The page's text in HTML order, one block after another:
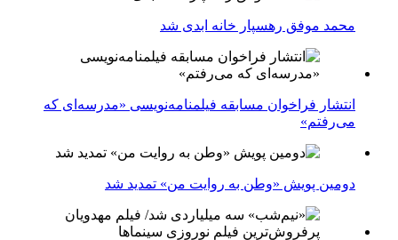
محمد موفق رهسپار خانه ابدی شد
انتشار فراخوان مسابقه فیلمنامه‌نویسی «مدرسه‌ای که
می‌رفتم»
دومین پویش «وطن به روایت من» تمدید شد